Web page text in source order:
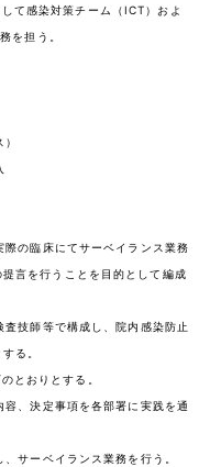
て感染対策チーム（ICT）およ
を担う。
の臨床にてサーベイランス業務
言を行うことを目的として編成
技師等で構成し、院内感染防止
る。
とおりとする。
、決定事項を各部署に実践を通
サーベイランス業務を行う。